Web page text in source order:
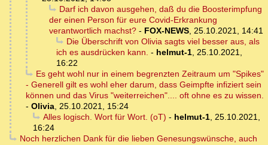
Darf ich davon ausgehen, daß du die Boosterimpfung
der einen Person für eure Covid-Erkrankung
verantwortlich machst? - FOX-NEWS, 25.10.2021, 14:41
Die Überschrift von Olivia sagts viel besser aus, als
ich es ausdrücken kann. - helmut-1, 25.10.2021,
16:22
Es geht wohl nur in einem begrenzten Zeitraum um "Spikes"
- Generell gilt es wohl eher darum, dass Geimpfte infiziert sein
können und das Virus "weiterreichen".... oft ohne es zu wissen.
- Olivia, 25.10.2021, 15:24
Alles logisch. Wort für Wort. (oT) - helmut-1, 25.10.2021,
16:24
Noch herzlichen Dank für die lieben Genesungswünsche, auch